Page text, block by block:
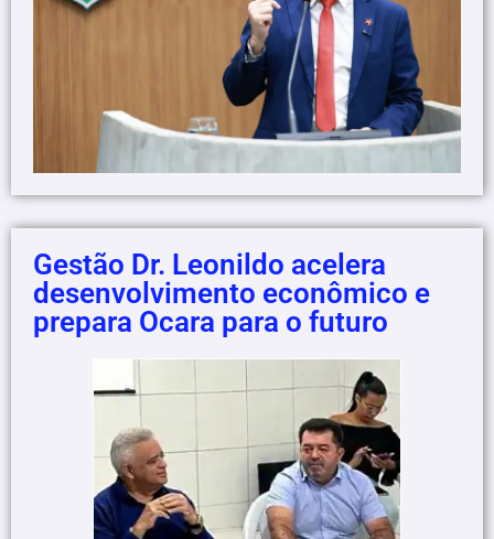
Gestão Dr. Leonildo acelera
desenvolvimento econômico e
prepara Ocara para o futuro